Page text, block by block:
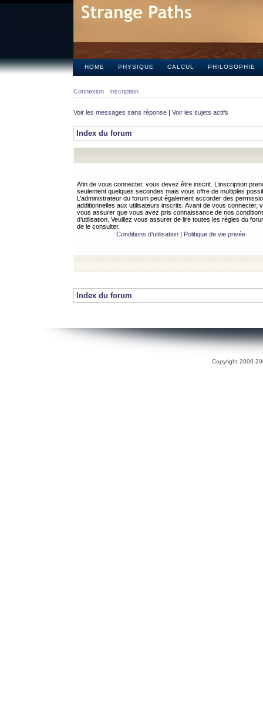
HOME PHYSIQUE CALCUL PHILOSOPHIE
Connexion Inscription
Voir les messages sans réponse | Voir les sujets actifs
Index du forum
Afin de vous connecter, vous devez être inscrit. L’inscription
seulement quelques secondes mais vous offre de multiples
L’administrateur du forum peut également accorder des
additionnelles aux utilisateurs inscrits. Avant de vous connecter,
vous assurer que vous avez pris connaissance de nos
d’utilisation. Veuillez vous assurer de lire toutes les règles du
de le consulter.
Conditions d’utilisation| Politique de vie privée
Index du forum
Copyright 2006-